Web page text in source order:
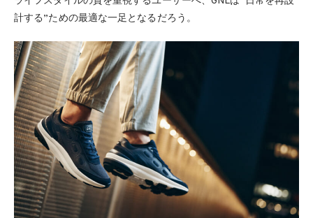
計する”ための最適な一足となるだろう。